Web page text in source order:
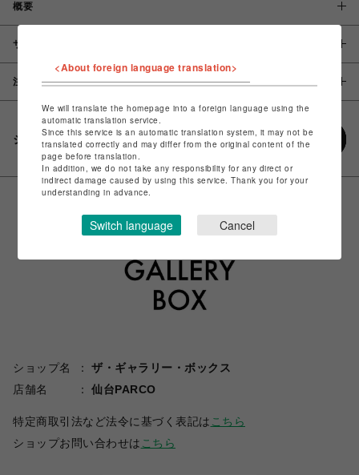
概要
サイズ
注意事項
シェアする
ショップ名
ザ・ギャラリー・ボックス
店舗名
仙台PARCO
特定商取引法など法令に基づく表記は こちら
ショップお問い合わせは こちら
<About foreign language translation>
We will translate the homepage into a foreign language using the
automatic translation service.
Since this service is an automatic translation system, it may not be
translated correctly and may differ from the original content of the
page before translation.
In addition, we do not take any responsibility for any direct or
indirect damage caused by using this service. Thank you for your
understanding in advance.
Switch language Cancel